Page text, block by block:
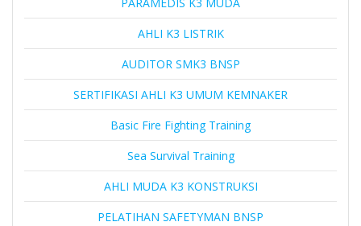
AHLI K3 LISTRIK
AUDITOR SMK3 BNSP
SERTIFIKASI AHLI K3 UMUM KEMNAKER
Basic Fire Fighting Training
Sea Survival Training
AHLI MUDA K3 KONSTRUKSI
PELATIHAN SAFETYMAN BNSP